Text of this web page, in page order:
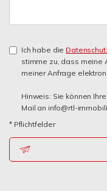
Ich habe die
stimme zu, dass meine
meiner Anfrage
Hinweis: Sie können
Mail an info@rtl-
* Pflichtfelder